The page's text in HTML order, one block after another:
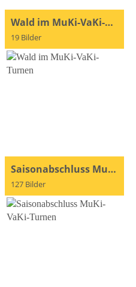
Wald im MuKi-VaKi-Turnen
19 Bilder
Saisonabschluss MuKi-VaKi-Turnen
127 Bilder